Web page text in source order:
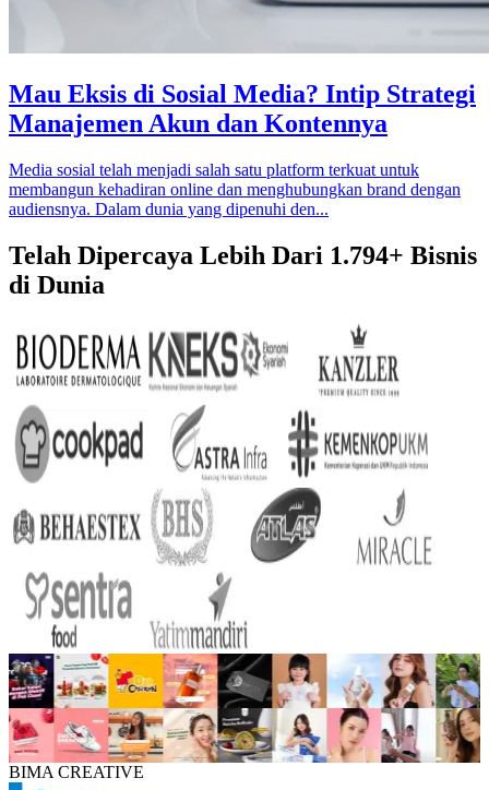
Mau Eksis di Sosial Media? Intip Strategi
Manajemen Akun dan Kontennya
Media sosial telah menjadi salah satu platform terkuat untuk
membangun kehadiran online dan menghubungkan brand dengan
audiensnya. Dalam dunia yang dipenuhi den...
Telah Dipercaya Lebih Dari 1.794+ Bisnis
di Dunia
BIMA CREATIVE